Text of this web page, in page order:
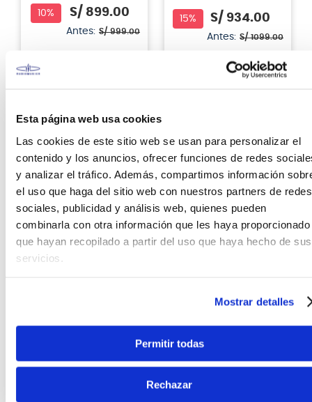
Esta página web usa cookies
Las cookies de este sitio web se usan para personalizar el
contenido y los anuncios, ofrecer funciones de redes
y analizar el tráfico. Además, compartimos información
el uso que haga del sitio web con nuestros partners de redes
sociales, publicidad y análisis web, quienes pueden
combinarla con otra información que les haya proporcionado
que hayan recopilado a partir del uso que haya hecho de sus
servicios.
Mostrar detalles
Permitir todas
Rechazar
10% S/ 899.00
Antes: S/ 999.00
15% S/ 934.00
Antes: S/ 1099.00
Ver producto
Behringer
00
¡Último Stock!
QX1204USB
10% S/ 1169.00